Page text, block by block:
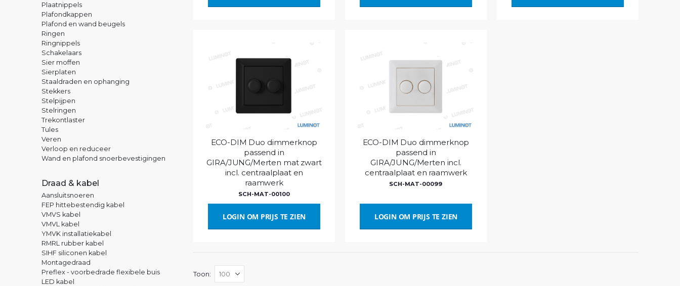
ECO-DIM Duo dimmerknop
passend in
GIRA/JUNG/Merten mat zwart
incl. centraalplaat en
raamwerk
SCH-MAT-00100
LOGIN OM PRIJS TE ZIEN
ECO-DIM Duo dimmerknop
passend in
GIRA/JUNG/Merten incl.
centraalplaat en raamwerk
SCH-MAT-00099
LOGIN OM PRIJS TE ZIEN
Toon
Plaatnippels
Plafondkappen
Plafond en wand beugels
Ringen
Ringnippels
Schakelaars
Sier moffen
Sierplaten
Staaldraden en ophanging
Stekkers
Stelpijpen
Stelringen
Trekontlaster
Tules
Veren
Verloop en reduceer
Wand en plafond snoerbevestigingen
Draad & kabel
Aansluitsnoeren
FEP hittebestendig kabel
VMVS kabel
VMVL kabel
YMVK installatiekabel
RMRL rubber kabel
SIHF siliconen kabel
Montagedraad
Preflex - voorbedrade flexibele buis
LED kabel